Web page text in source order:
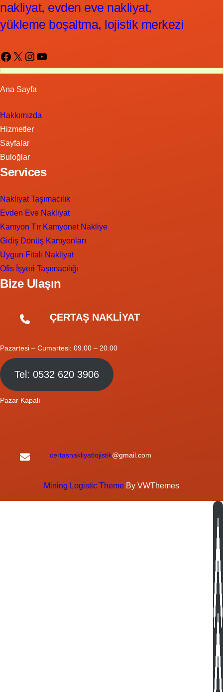
nakliyat, evden eve nakliyat,
yükleme boşaltma, lojistik merkezi
Facebook X Instagram YouTube
Ana Sayfa
Hakkımızda
Hizmetler
Sayfalar
Buloğlar
Services
Nakliyat Taşımacılık
Evden Eve Nakliyat
Kamyon Tır Kamyonet Nakliye
Gidiş Dönüş Kamyonları
Uygun Fitalı Nakliyat
Ofis İşyeri Taşımacılığı
Bize Ulaşın
ÇERTAŞ NAKLİYAT
Pazartesi – Cumartesi: 09.00 – 20.00
Tel: 0532 620 3906
Pazar Kapalı
certasnakliyatlojistik@gmail.com
Mining Logistic Theme By VWThemes